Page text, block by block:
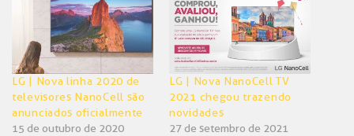
nova
janela)
nova
janela)
LG | Nova linha 2020 de
televisores NanoCell são
anunciados oficialmente
15 de outubro de 2020
LG | Nova NanoCell TV
2021 chegou trazendo
novidades
27 de setembro de 2021